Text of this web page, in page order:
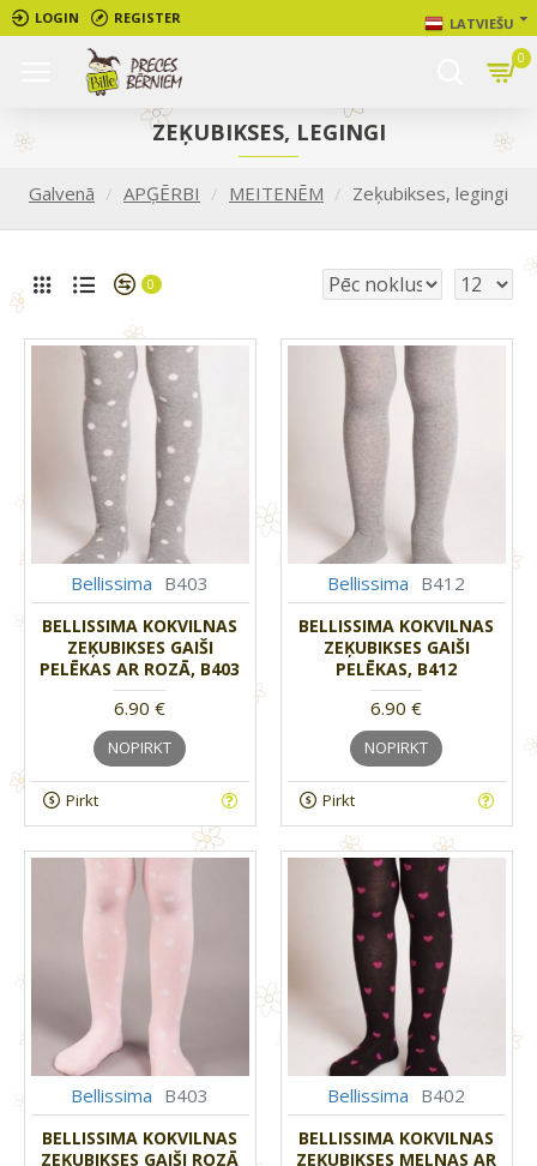
LOGIN REGISTER LATVIEŠU
0
Galvenā APĢĒRBI MEITENĒM Zeķubikses, legingi
ZEĶUBIKSES, LEGINGI
0
Bellissima B403
BELLISSIMA KOKVILNAS
ZEĶUBIKSES GAIŠI
PELĒKAS AR ROZĀ, B403
6.90 €
NOPIRKT
Pirkt
Bellissima B412
BELLISSIMA KOKVILNAS
ZEĶUBIKSES GAIŠI
PELĒKAS, B412
6.90 €
NOPIRKT
Pirkt
Bellissima B403
BELLISSIMA KOKVILNAS
ZEĶUBIKSES GAIŠI ROZĀ
Bellissima B402
BELLISSIMA KOKVILNAS
ZEĶUBIKSES MELNAS AR